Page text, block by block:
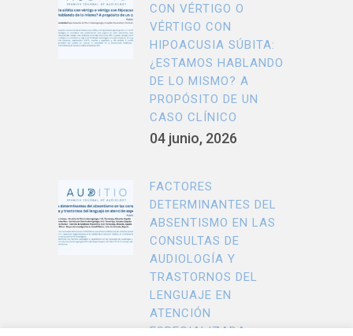
CON VÉRTIGO O
VÉRTIGO CON
HIPOACUSIA SÚBITA:
¿ESTAMOS HABLANDO
DE LO MISMO? A
PROPÓSITO DE UN
CASO CLÍNICO
04 junio, 2026
FACTORES
DETERMINANTES DEL
ABSENTISMO EN LAS
CONSULTAS DE
AUDIOLOGÍA Y
TRASTORNOS DEL
LENGUAJE EN
ATENCIÓN
ESPECIALIZADA